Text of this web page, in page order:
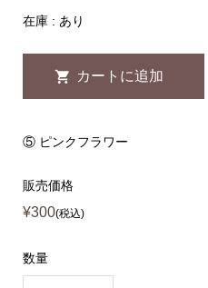
在庫 : あり
⑤ ピンクフラワー
販売価格
¥300(税込)
数量